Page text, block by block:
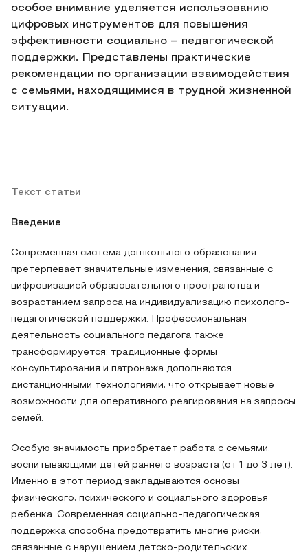
особое внимание уделяется использованию
цифровых инструментов для повышения
эффективности социально – педагогической
поддержки. Представлены практические
рекомендации по организации взаимодействия
с семьями, находящимися в трудной жизненной
ситуации.
Текст статьи
Введение
Современная система дошкольного образования
претерпевает значительные изменения, связанные с
цифровизацией образовательного пространства и
возрастанием запроса на индивидуализацию психолого-
педагогической поддержки. Профессиональная
деятельность социального педагога также
трансформируется: традиционные формы
консультирования и патронажа дополняются
дистанционными технологиями, что открывает новые
возможности для оперативного реагирования на запросы
семей.
Особую значимость приобретает работа с семьями,
воспитывающими детей раннего возраста (от 1 до 3 лет).
Именно в этот период закладываются основы
физического, психического и социального здоровья
ребенка. Современная социально-педагогическая
поддержка способна предотвратить многие риски,
связанные с нарушением детско-родительских